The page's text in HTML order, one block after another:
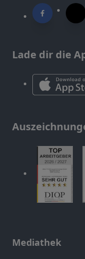
Lade dir die
Mediathek